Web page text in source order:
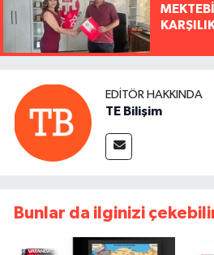
EDITÖR HAKKINDA
TE Bilişim
Bunlar da ilginizi